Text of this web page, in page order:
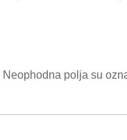
Neophodna polja su